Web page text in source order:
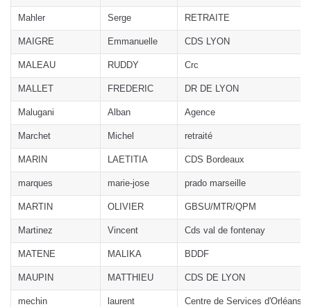
Mahler Serge RETRAITE
MAIGRE Emmanuelle CDS LYON
MALEAU RUDDY Crc
MALLET FREDERIC DR DE LYON
Malugani Alban Agence
Marchet Michel retraité
MARIN LAETITIA CDS Bordeaux
marques marie-jose prado marseille
MARTIN OLIVIER GBSU/MTR/QPM
Martinez Vincent Cds val de fontenay
MATENE MALIKA BDDF
MAUPIN MATTHIEU CDS DE LYON
mechin laurent
Centre de Services d'Orléans